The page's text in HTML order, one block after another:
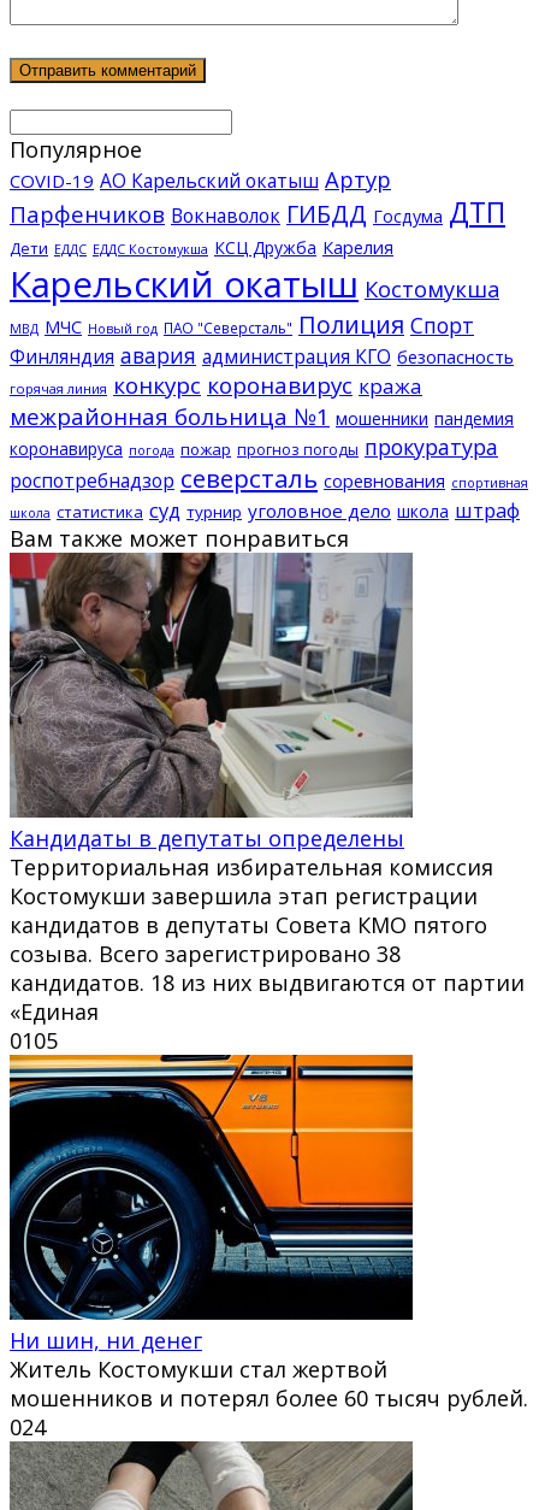
Популярное
COVID-19 АО Карельский окатыш Артур
Парфенчиков Вокнаволок ГИБДД Госдума ДТП
Дети ЕДДС ЕДДС Костомукша КСЦ Дружба Карелия
Карельский окатыш Костомукша
МВД МЧС Новый год ПАО "Северсталь" Полиция Спорт
Финляндия авария администрация КГО безопасность
горячая линия конкурс коронавирус кража
межрайонная больница №1 мошенники пандемия
коронавируса погода пожар прогноз погоды прокуратура
роспотребнадзор северсталь соревнования спортивная
школа статистика суд турнир уголовное дело школа штраф
Вам также может понравиться
Кандидаты в депутаты определены
Территориальная избирательная комиссия
Костомукши завершила этап регистрации
кандидатов в депутаты Совета КМО пятого
созыва. Всего зарегистрировано 38
кандидатов. 18 из них выдвигаются от партии
«Единая
0105
Ни шин, ни денег
Житель Костомукши стал жертвой
мошенников и потерял более 60 тысяч рублей.
024